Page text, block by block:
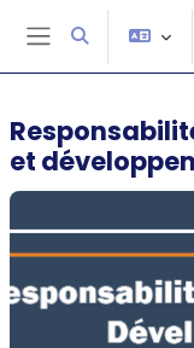
Passer au contenu
Panneau latéral
Activer/
et